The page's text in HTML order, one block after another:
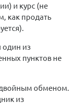
и курс (не
как продать
один из
пунктов не
обменом.
из